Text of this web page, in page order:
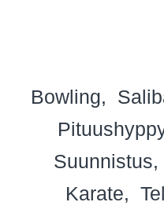
Bowling
Suunnistus
Karate